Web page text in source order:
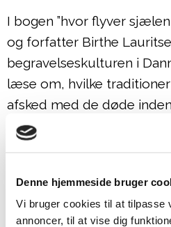
Denne hjemmeside bruger
Vi bruger cookies til at tilpasse
annoncer, til at vise dig
I bogen ”hvor flyver
og forfatter Birthe
begravelseskulturen i
læse om, hvilke
afsked med de døde
trosretninger, og om
Puella.dk, 2016